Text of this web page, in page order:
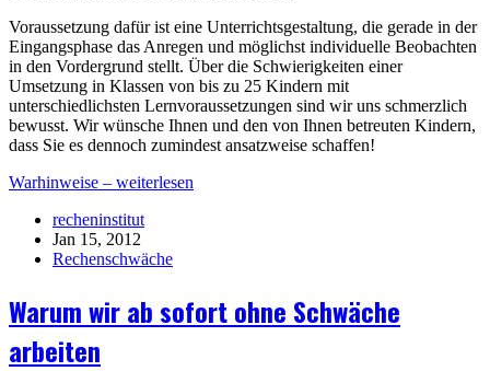
Voraussetzung dafür ist eine Unterrichtsgestaltung, die gerade in der
Eingangsphase das Anregen und möglichst individuelle Beobachten
in den Vordergrund stellt. Über die Schwierigkeiten einer
Umsetzung in Klassen von bis zu 25 Kindern mit
unterschiedlichsten Lernvoraussetzungen sind wir uns schmerzlich
bewusst. Wir wünsche Ihnen und den von Ihnen betreuten Kindern,
dass Sie es dennoch zumindest ansatzweise schaffen!
Warhinweise – weiterlesen
recheninstitut
Jan 15, 2012
Rechenschwäche
Warum wir ab sofort ohne Schwäche
arbeiten